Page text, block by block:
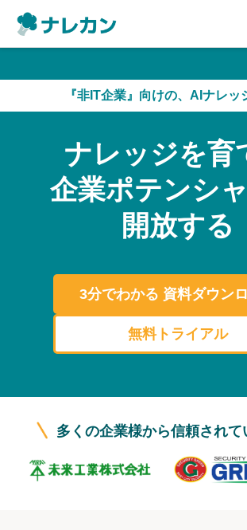
AI機能
ご利用企業様の声
セキュリティ
よくある質問
資料ダウンロード
ログイン
『非IT企業』向けの、AIナレッ
ナレッジを育
企業ポテンシ
開放する
3分でわかる 資料ダウン
無料トライアル
多くの企業様から信頼されて